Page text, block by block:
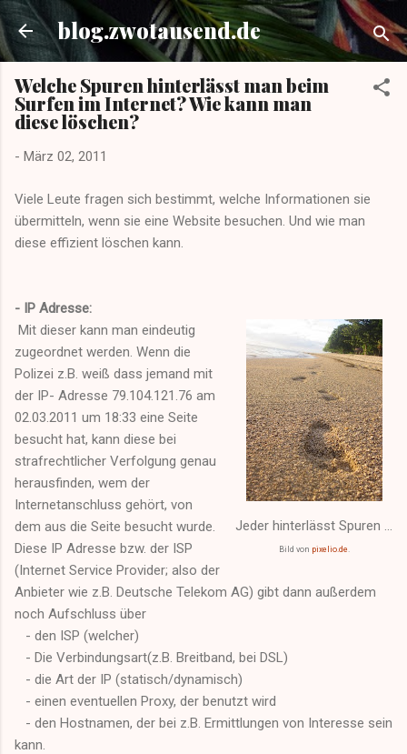
Direkt zum Hauptbereich
blog.zwotausend.de
Welche Spuren hinterlässt man beim
Surfen im Internet? Wie kann man
diese löschen?
- März 02, 2011
Viele Leute fragen sich bestimmt, welche Informationen sie
übermitteln, wenn sie eine Website besuchen. Und wie man
diese effizient löschen kann.
- IP Adresse:
Jeder hinterlässt Spuren ...
Bild von pixelio.de
Mit dieser kann man eindeutig
zugeordnet werden. Wenn die
Polizei z.B. weiß dass jemand mit
der IP- Adresse 79.104.121.76 am
02.03.2011 um 18:33 eine Seite
besucht hat, kann diese bei
strafrechtlicher Verfolgung genau
herausfinden, wem der
Internetanschluss gehört, von
dem aus die Seite besucht wurde.
Diese IP Adresse bzw. der ISP
(Internet Service Provider; also der
Anbieter wie z.B. Deutsche Telekom AG) gibt dann außerdem
noch Aufschluss über
- den ISP (welcher)
- Die Verbindungsart(z.B. Breitband, bei DSL)
- die Art der IP (statisch/dynamisch)
- einen eventuellen Proxy, der benutzt wird
- den Hostnamen, der bei z.B. Ermittlungen von Interesse sein
kann.